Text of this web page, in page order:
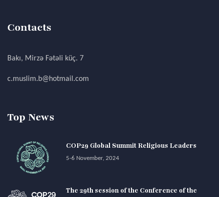
Contacts
Bakı, Mirzə Fətəli küç. 7
c.muslim.b@hotmail.com
Top News
COP29 Global Summit Religious Leaders
5-6 November, 2024
The 29th session of the Conference of the